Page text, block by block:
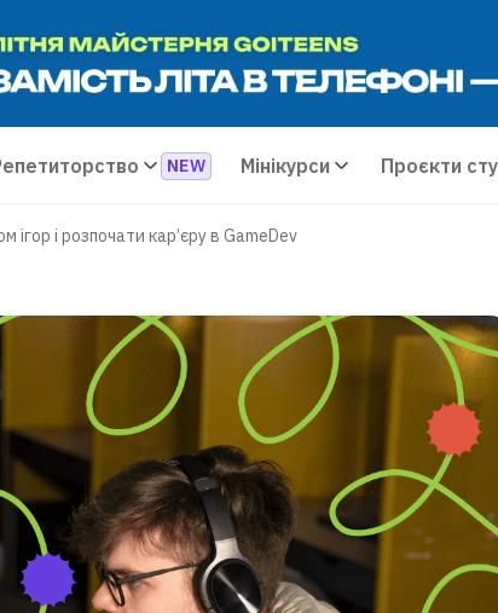
Мінікурси Проєкти
ігор і розпочати кар’єру в GameDev